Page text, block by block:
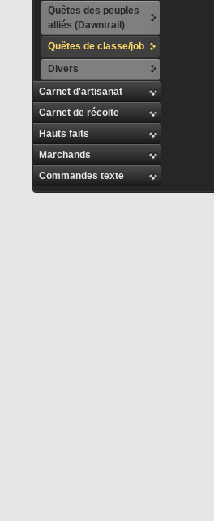
Quêtes des peuples
alliés (Dawntrail)
Quêtes de classe/job
Divers
Carnet d'artisanat
Carnet de récolte
Hauts faits
Marchands
Commandes texte